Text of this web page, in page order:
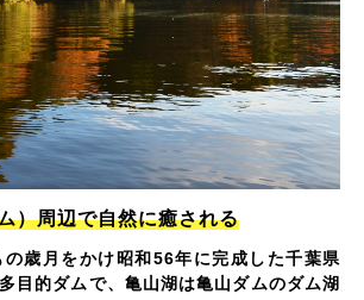
）周辺で自然に癒される
歳月をかけ昭和56年に完成した千葉県
目的ダムで、亀山湖は亀山ダムのダム湖